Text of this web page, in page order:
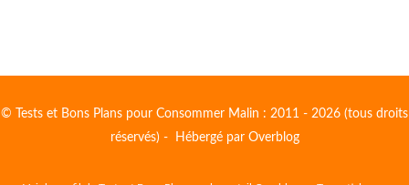
© Tests et Bons Plans pour Consommer Malin : 2011 - 2026 (tous droits
réservés) - Hébergé par Overblog